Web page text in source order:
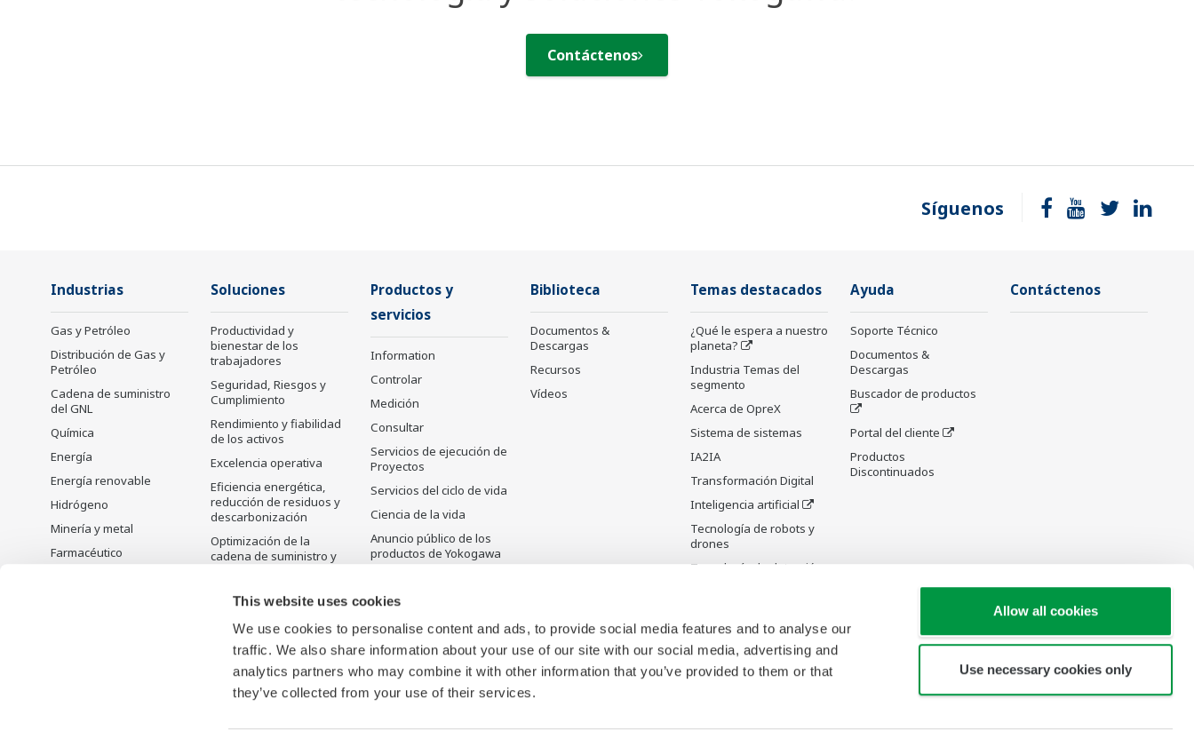
This website uses cookies
We use cookies to personalise content and ads, to provide social media features and to analyse our
traffic. We also share information about your use of our site with our social media, advertising and
analytics partners who may combine it with other information that you’ve provided to them or that
they’ve collected from your use of their services.
Allow all cookies
Use necessary cookies only
Contáctenos
Síguenos
Industrias
Gas y Petróleo
Distribución de Gas y
Petróleo
Cadena de suministro
del GNL
Química
Energía
Energía renovable
Hidrógeno
Minería y metal
Farmacéutico
Soluciones
Productividad y
bienestar de los
trabajadores
Seguridad, Riesgos y
Cumplimiento
Rendimiento y fiabilidad
de los activos
Excelencia operativa
Eficiencia energética,
reducción de residuos y
descarbonización
Optimización de la
cadena de suministro y
Planificación,
programación y
optimización de la
Solución de gestión del
carbono
Productos y
servicios
Information
Controlar
Medición
Consultar
Servicios de ejecución de
Proyectos
Servicios del ciclo de vida
Ciencia de la vida
Anuncio público de los
productos de Yokogawa
Biblioteca
Documentos &
Descargas
Recursos
Vídeos
Temas destacados
¿Qué le espera a nuestro
planeta?
Industria Temas del
segmento
Acerca de OpreX
Sistema de sistemas
IA2IA
Transformación Digital
Inteligencia artificial
Tecnología de robots y
drones
Tecnología de detección
Ayuda
Soporte Técnico
Documentos &
Descargas
Buscador de productos
Portal del cliente
Productos
Discontinuados
Contáctenos